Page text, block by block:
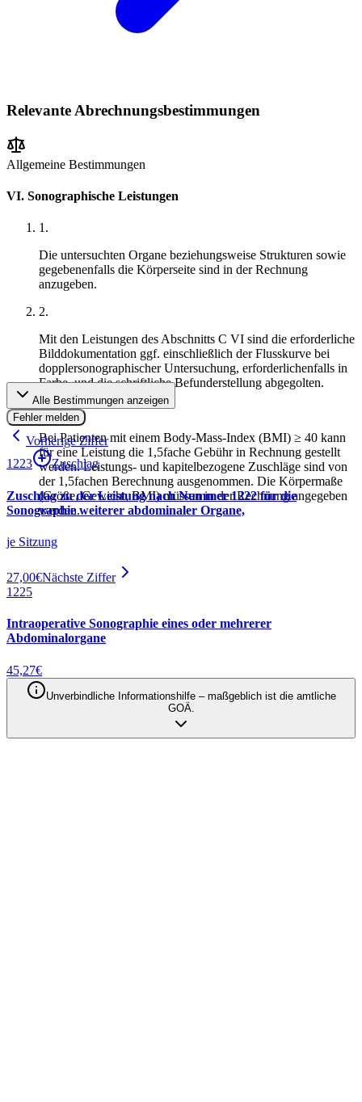
Relevante Abrechnungsbestimmungen
Allgemeine Bestimmungen
VI. Sonographische Leistungen
1.
Die untersuchten Organe beziehungsweise Strukturen sowie
gegebenenfalls die Körperseite sind in der Rechnung
anzugeben.
2.
Mit den Leistungen des Abschnitts C VI sind die erforderliche
Bilddokumentation ggf. einschließlich der Flusskurve bei
dopplersonographischer Untersuchung, erforderlichenfalls in
Farbe, und die schriftliche Befunderstellung abgegolten.
3.
Bei Patienten mit einem Body-Mass-Index (BMI) ≥ 40 kann
für eine Leistung die 1,5fache Gebühr in Rechnung gestellt
werden. Leistungs‐ und kapitelbezogene Zuschläge sind von
der 1,5fachen Berechnung ausgenommen. Die Körpermaße
(Größe, Gewicht, BMI) müssen in der Rechnung angegeben
werden.
Alle Bestimmungen anzeigen
Fehler melden
Vorherige Ziffer
1223
Zuschlag
Zuschlag zu der Leistung nach Nummer 1222 für die
Sonographie weiterer abdominaler Organe,
je Sitzung
27,00€Nächste Ziffer
1225
Intraoperative Sonographie eines oder mehrerer
Abdominalorgane
45,27€
Unverbindliche Informationshilfe – maßgeblich ist die amtliche
GOÄ.